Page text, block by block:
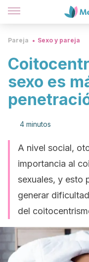
Pareja Sexo y pareja
sexo es
4 minutos
A nivel social,
importancia al
sexuales, y esto
generar
del